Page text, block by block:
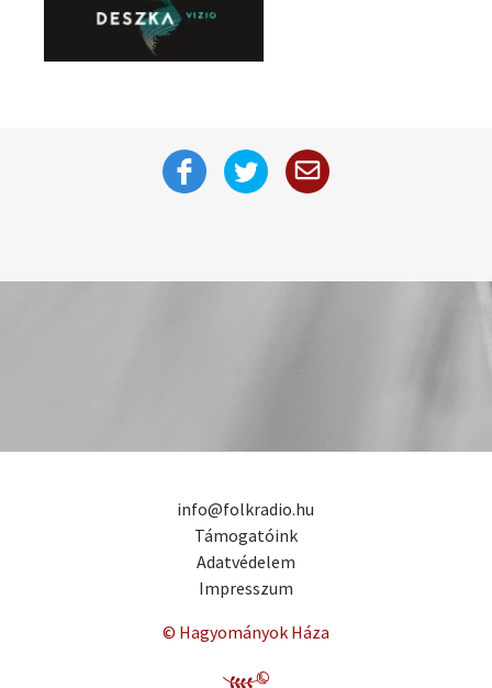
info@folkradio.hu
Támogatóink
Adatvédelem
Impresszum
© Hagyományok Háza